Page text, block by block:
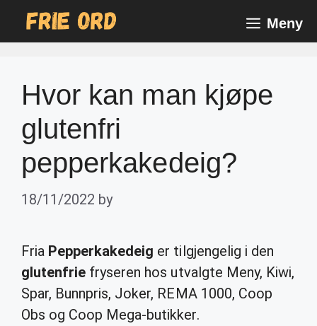
Meny
Hvor kan man kjøpe
glutenfri
pepperkakedeig?
18/11/2022 by
Fria Pepperkakedeig er tilgjengelig i den
glutenfrie fryseren hos utvalgte Meny, Kiwi,
Spar, Bunnpris, Joker, REMA 1000, Coop
Obs og Coop Mega-butikker.